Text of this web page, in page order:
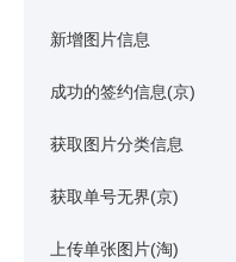
新增图片信息
成功的签约信息(京)
获取图片分类信息
获取单号无界(京)
上传单张图片(淘)